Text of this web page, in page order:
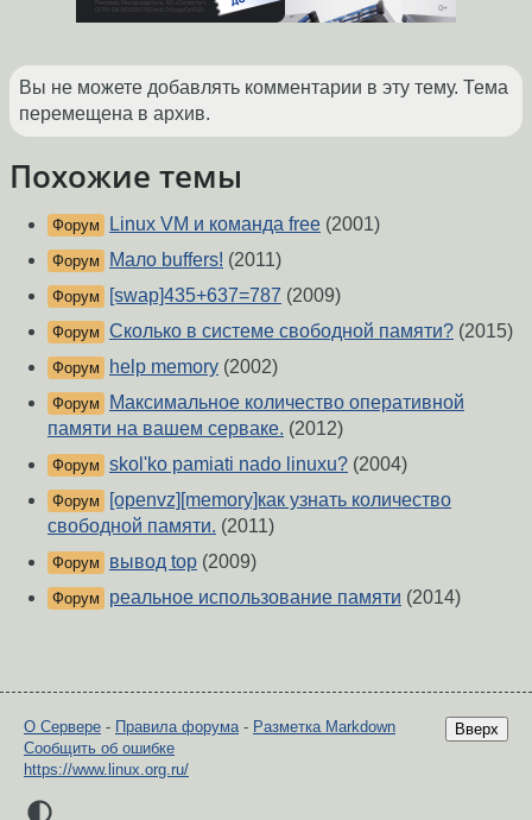
Вы не можете добавлять комментарии в эту тему. Тема
перемещена в архив.
Похожие темы
Форум Linux VM и команда free (2001)
Форум Мало buffers! (2011)
Форум [swap]435+637=787 (2009)
Форум Сколько в системе свободной памяти? (2015)
Форум help memory (2002)
Форум
Максимальное количество оперативной
памяти на вашем серваке. (2012)
Форум skol'ko pamiati nado linuxu? (2004)
Форум
[openvz][memory]как узнать количество
свободной памяти. (2011)
Форум вывод top (2009)
Форум реальное использование памяти (2014)
Вверх
О Сервере - Правила форума- Разметка Markdown
Сообщить об ошибке
https://www.linux.org.ru/